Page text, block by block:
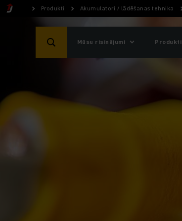
Produkti Akumulatori / lādēšanas tehnika
Mūsu risinājumi Produkti